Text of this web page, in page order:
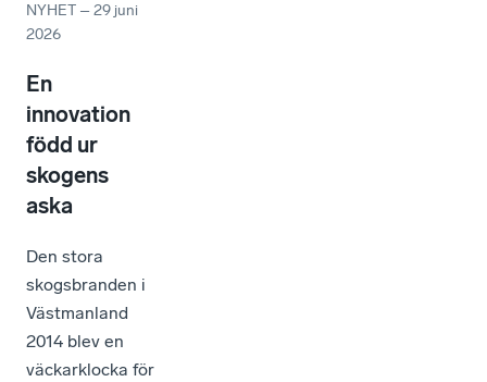
NYHET –29 juni
2026
En
innovation
född ur
skogens
aska
Den stora
skogsbranden i
Västmanland
2014 blev en
väckarklocka för